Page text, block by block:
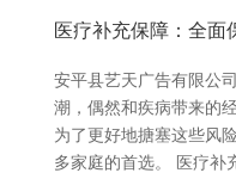
医疗补充保障：全面
安平县艺天广告有限公
潮，偶然和疾病带来的
为了更好地搪塞这些风
多家庭的首选。 医疗补